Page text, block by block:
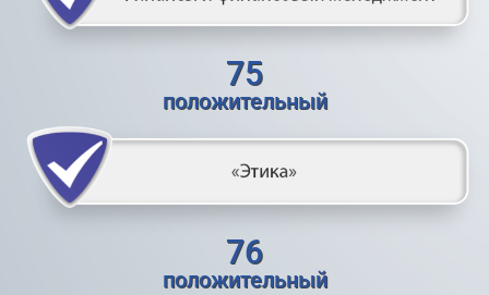
75
положительный
76
положительный